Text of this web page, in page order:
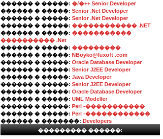
������ � �����: �/�++ Senior Developer
������ � �����: Senior .Net Developer
������ � �����: Senior .Net Developer
������ � �����: ������������ .NET
������ � �����: �����������
���������� .Net
������ � �����: ���������
������ � �����: NBoyko@luxoft .com
������ � �����: Oracle Database Developer
������ � �����: Senior J2EE Developer
������ � �����: Java Developer
������ � �����: Senior J2EE Developer
������ � �����: Oracle Database Developer
������ � �����: UML Modeller
������ � �����: Perl -�����������
������ � �����: Perl -������������
������ � �������: Developers
��������� ������: